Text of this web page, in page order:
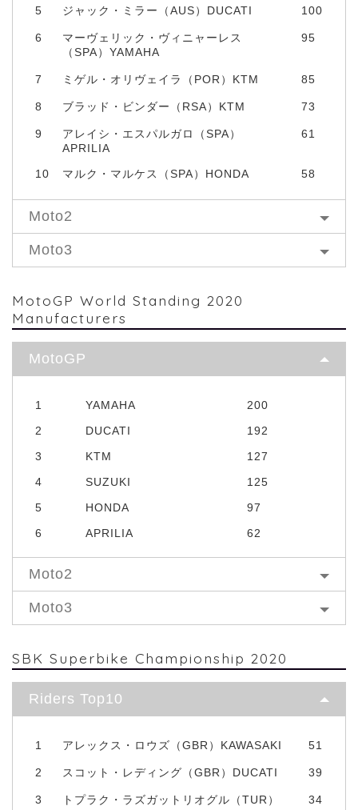
5 ジャック・ミラー（AUS）DUCATI 100
6
マーヴェリック・ヴィニャーレス
（SPA）YAMAHA
95
7 ミゲル・オリヴェイラ（POR）KTM 85
8 ブラッド・ビンダー（RSA）KTM 73
9
アレイシ・エスパルガロ（SPA）
APRILIA
61
10 マルク・マルケス（SPA）HONDA 58
Moto2
Moto3
MotoGP World Standing 2020
Manufacturers
MotoGP
1 YAMAHA
200
2
DUCATI
192
3
KTM
127
4
SUZUKI
125
5
HONDA
97
6
APRILIA 62
Moto2
Moto3
SBK Superbike Championship 2020
Riders Top10
1 アレックス・ロウズ（GBR）KAWASAKI 51
2 スコット・レディング（GBR）DUCATI 39
3
トプラク・ラズガットリオグル（TUR）
34